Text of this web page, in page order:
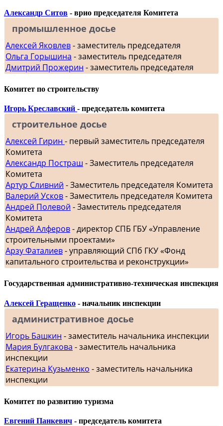
Александр Ситов - врио председателя Комитета
промышленное досье
Алексей Яковлев- заместитель председателя
Ольга Горышина - заместитель председателя
Дмитрий Прожерин - заместитель председателя
Комитет по строительству
Игорь Креславский - председатель комитета
строительное досье
Алексей Гирин - первый заместитель председателя
Комитета
Александр Постраш - Заместитель председателя
Комитета
Артур Сливний - Заместитель председателя Комитета
Валерий Усков- Заместитель председателя Комитета
Андрей Полевой - Заместитель председателя
Комитета
Андрей Алферов- директор СПБ ГБУ «Управление
строительными проектами»
Арзу Фаталиев- управляющий СПб ГКУ «Фонд
капитального строительства и реконструкции»
Государственная административно-техническая инспекция
Алексей Геращенко - начальник инспекции
административное досье
Игорь Башкин - заместитель начальника инспекции
Мария Булгакова - заместитель начальника
инспекции
Екатерина Кузьменко - заместитель начальника
инспекции
Комитет по развитию туризма
Евгений Панкевич - председатель комитета